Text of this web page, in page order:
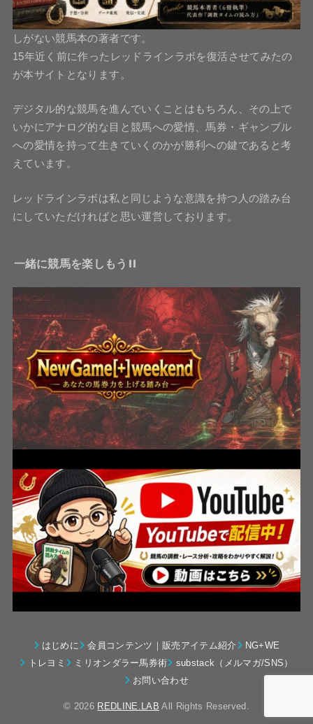
しがない競馬本の著者です。
15年近く前に作ったレッドラインラボを復活させてみたの
が本サイトとなります。
デジタル的な競馬を進んでいくことはもちろん、その上で
いかにアナログ的な目と競馬への愛情、馬券・ギャンブル
への愛情を持って生きていくのかが勝利への鍵であると考
えています。
レッドラインラボは私と同じような意識を持つ人の踏み台
にしていただければと思い運営しております。
一緒に競馬を楽しもう!!
はじめに 会員コンテンツ｜販売アイテム紹介
NG+WE
トレヨミ
ミリオンダラー馬券術
substack（メルマガ/SNS）
お問い合わせ
© 2026 REDLINE.LAB All Rights Reserved.